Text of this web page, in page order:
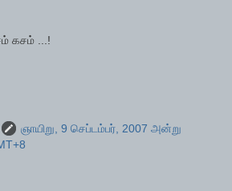
கசம் ...!
ஞாயிறு, 9 செப்டம்பர், 2007 அன்று